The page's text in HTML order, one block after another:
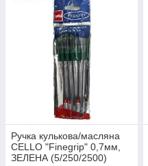
Ручка кулькова/масляна
CELLO "Finegrip" 0,7мм,
ЗЕЛЕНА (5/250/2500)